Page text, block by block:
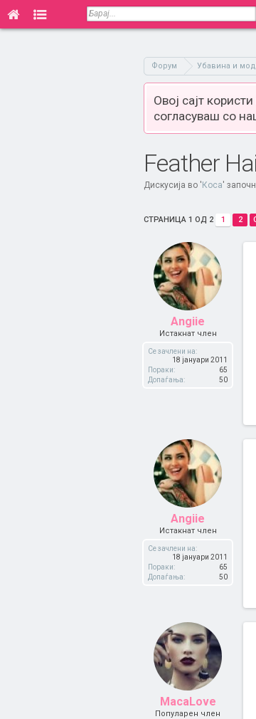
Форум Убавина и
Овој сајт
согласуваш со
Feather
Дискусија во ' Коса'
СТРАНИЦА 1 ОД 2 1 2
Angiie
Истакнат член
Се зачлени на:
18 јануари 2011
Пораки:
65
Допаѓања:
50
Angiie
Истакнат член
Се зачлени на:
18 јануари 2011
Пораки:
65
Допаѓања:
50
MacaLove
Популарен член